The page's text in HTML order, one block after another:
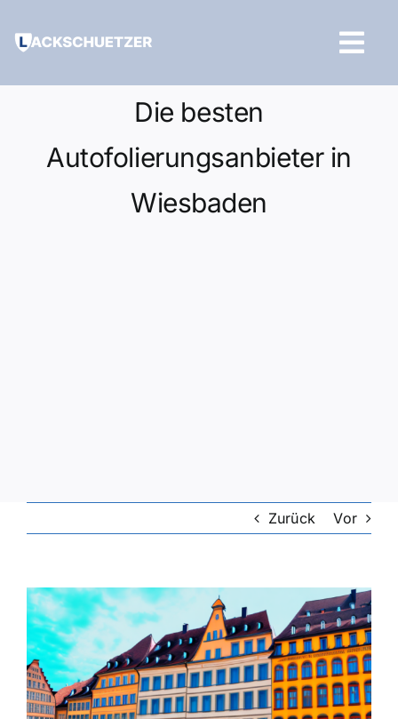
Inhalt
Die besten
Autofolierungsanbieter in
Wiesbaden
Zurück Vor
Zeige
grösseres
Bild